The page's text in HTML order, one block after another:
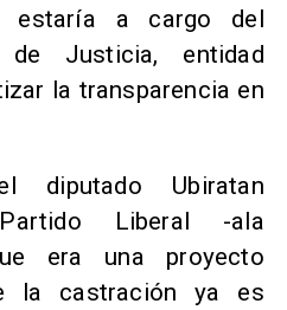
estaría a cargo del
de Justicia, entidad
la transparencia en
Ubiratan
Liberal -ala
era una proyecto
la castración ya es